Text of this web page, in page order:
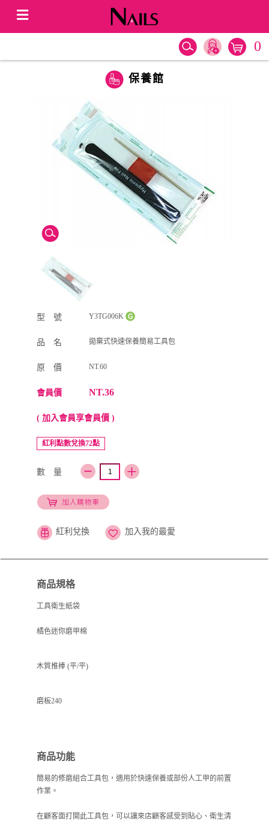
0
保養館
型 號 Y3TG006K
品 名 拋棄式快速保養簡易工具包
原 價 NT.60
會員價 NT.36
( 加入會員享會員價 )
紅利點數兌換72點
數 量
紅利兌換 加入我的最愛
商品規格
工具衛生紙袋
橘色迷你磨甲棉
木質推棒 (平/平)
磨板240
商品功能
簡易的修磨組合工具包，適用於快速保養或部份人工甲的前置
作業。
在顧客面打開此工具包，可以讓來店顧客感受到貼心、衛生清